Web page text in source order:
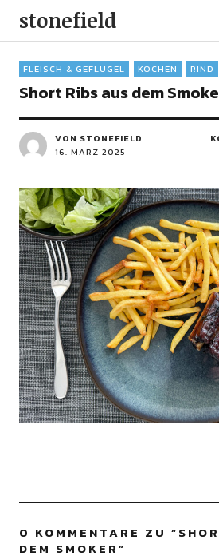
stonefield
FLEISCH & GEFLÜGEL KOCHEN RIND
Short Ribs aus dem
VON STONEFIELD
16. MÄRZ 2025
0 KOMMENTARE ZU “
DEM SMOKER”